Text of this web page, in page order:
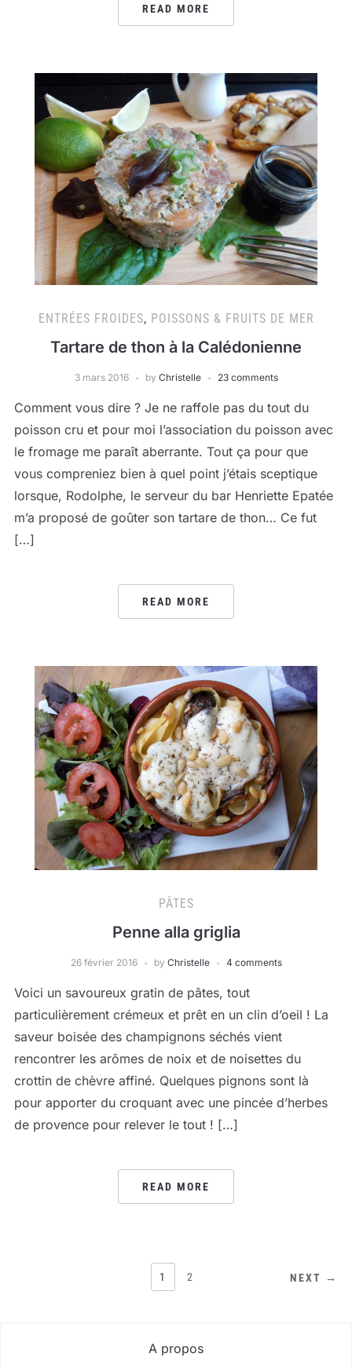
READ MORE
ENTRÉES FROIDES, POISSONS & FRUITS DE MER
Tartare de thon à la Calédonienne
3 mars 2016 by Christelle 23 comments
Comment vous dire ? Je ne raffole pas du tout du
poisson cru et pour moi l’association du poisson avec
le fromage me paraît aberrante. Tout ça pour que
vous compreniez bien à quel point j’étais sceptique
lorsque, Rodolphe, le serveur du bar Henriette Epatée
m’a proposé de goûter son tartare de thon… Ce fut
[…]
READ MORE
PÂTES
Penne alla griglia
26 février 2016 by Christelle 4 comments
Voici un savoureux gratin de pâtes, tout
particulièrement crémeux et prêt en un clin d’oeil ! La
saveur boisée des champignons séchés vient
rencontrer les arômes de noix et de noisettes du
crottin de chèvre affiné. Quelques pignons sont là
pour apporter du croquant avec une pincée d’herbes
de provence pour relever le tout ! […]
READ MORE
1 2 NEXT →
A propos